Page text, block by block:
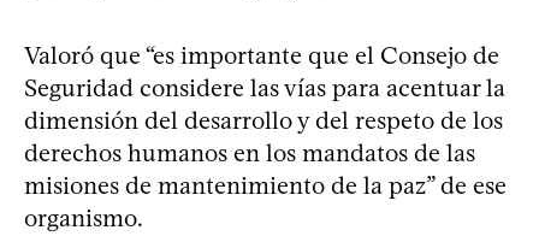
Valoró que “es importante que el Consejo de
Seguridad considere las vías para acentuar la
dimensión del desarrollo y del respeto de los
derechos humanos en los mandatos de las
misiones de mantenimiento de la paz” de ese
organismo.